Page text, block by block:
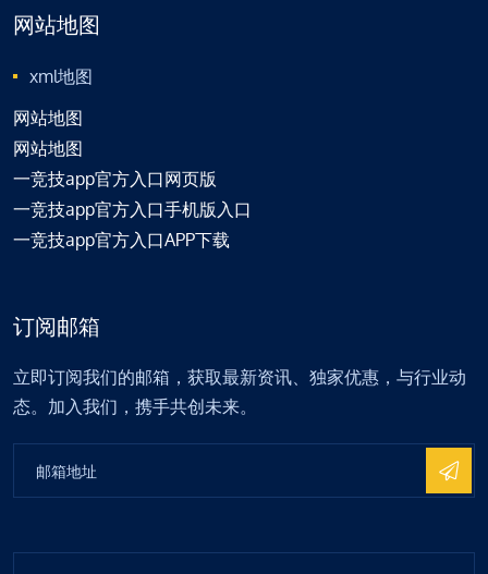
网站地图
xml地图
网站地图
网站地图
一竞技app官方入口网页版
一竞技app官方入口手机版入口
一竞技app官方入口APP下载
订阅邮箱
立即订阅我们的邮箱，获取最新资讯、独家优惠，与行业动
态。加入我们，携手共创未来。